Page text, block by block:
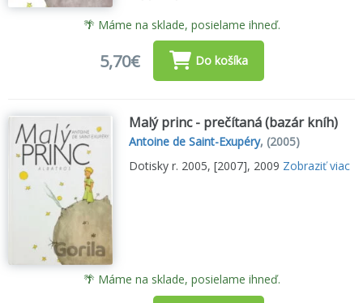
🌴 Máme na sklade, posielame ihneď.
5,70€ Do košíka
Malý princ - prečítaná (bazár kníh)
Antoine de Saint-Exupéry, (2005)
Dotisky r. 2005, [2007], 2009 Zobraziť viac
🌴 Máme na sklade, posielame ihneď.